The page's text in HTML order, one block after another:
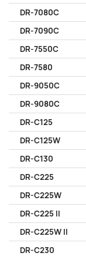
DR-7080C
DR-7090C
DR-7550C
DR-7580
DR-9050C
DR-9080C
DR-C125
DR-C125W
DR-C130
DR-C225
DR-C225W
DR-C225 II
DR-C225W II
DR-C230